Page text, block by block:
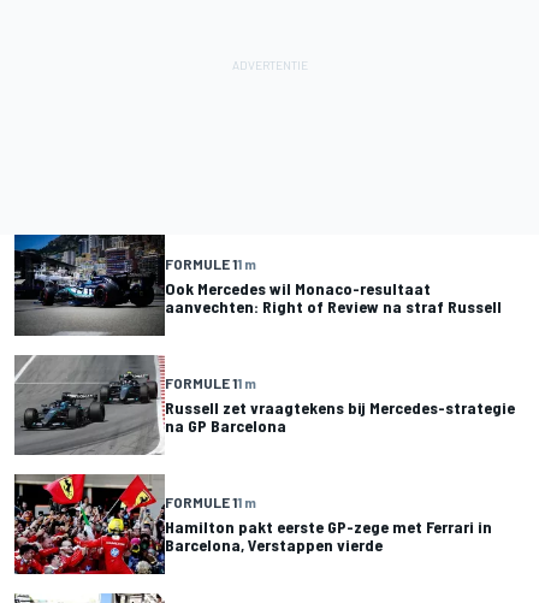
FORMULE 11 m
Ook Mercedes wil Monaco-resultaat
aanvechten: Right of Review na straf Russell
FORMULE 11 m
Russell zet vraagtekens bij Mercedes-strategie
na GP Barcelona
FORMULE 11 m
Hamilton pakt eerste GP-zege met Ferrari in
Barcelona, Verstappen vierde